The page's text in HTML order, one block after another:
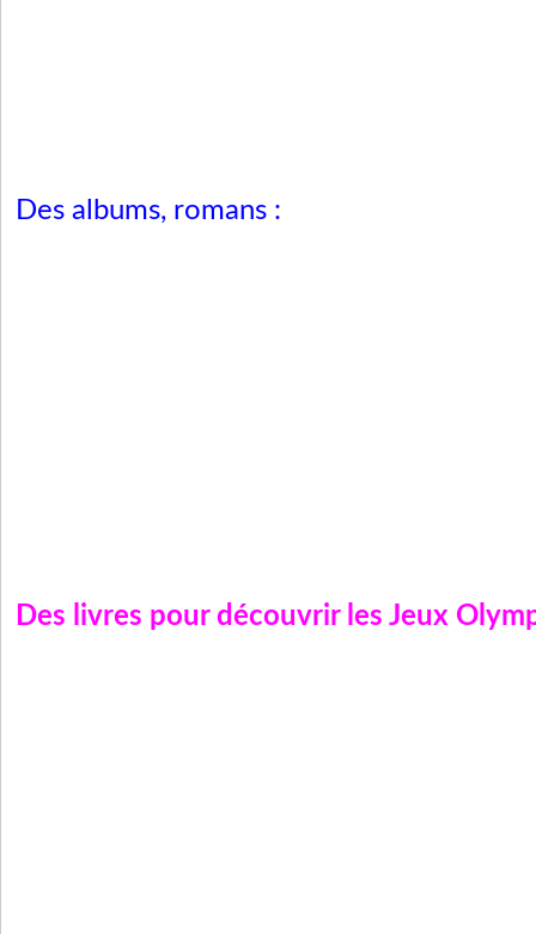
Des albums, romans :
Des livres pour découvrir les Jeux